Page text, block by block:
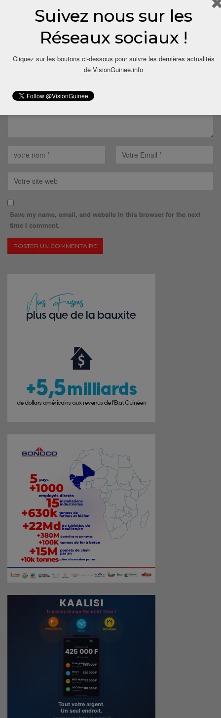
LAISSER UN COMMENTAIRE
Votre adresse email ne sera pas publiée.
Save my name, email, and website in this browser for the next
time I comment.
Suivez nous sur les
Réseaux sociaux !
Cliquez sur les boutons ci-dessous pour suivre les dernières actualités
de VisionGuinee.info